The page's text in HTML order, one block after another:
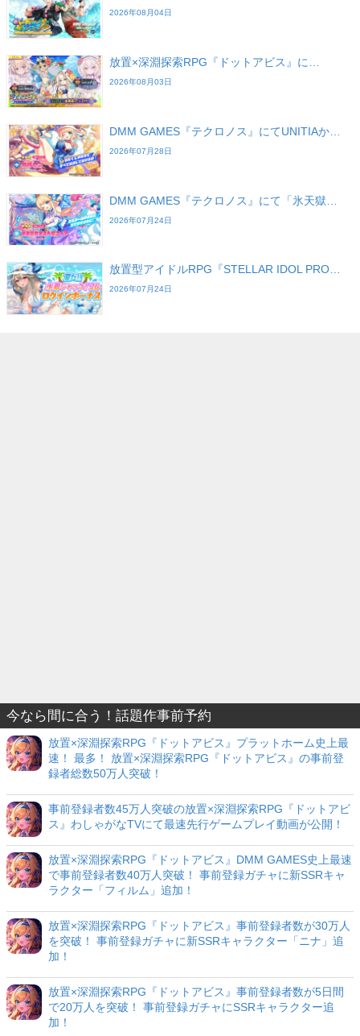
2026年08月04日
放置×深淵探索RPG『ドットアビス』に…
2026年08月03日
DMM GAMES『テクロノス』にてUNITIAか…
2026年07月28日
DMM GAMES『テクロノス』にて「氷天獄…
2026年07月24日
放置型アイドルRPG『STELLAR IDOL PRO…
2026年07月24日
今なら間に合う！話題作事前予約
放置×深淵探索RPG『ドットアビス』プラットホーム史上最
速！ 最多！ 放置×深淵探索RPG『ドットアビス』の事前登
録者総数50万人突破！
事前登録者数45万人突破の放置×深淵探索RPG『ドットアビ
ス』わしゃがなTVにて最速先行ゲームプレイ動画が公開！
放置×深淵探索RPG『ドットアビス』DMM GAMES史上最速
で事前登録者数40万人突破！ 事前登録ガチャに新SSRキャ
ラクター「フィルム」追加！
放置×深淵探索RPG『ドットアビス』事前登録者数が30万人
を突破！ 事前登録ガチャに新SSRキャラクター「ニナ」追
加！
放置×深淵探索RPG『ドットアビス』事前登録者数が5日間
で20万人を突破！ 事前登録ガチャにSSRキャラクター追
加！